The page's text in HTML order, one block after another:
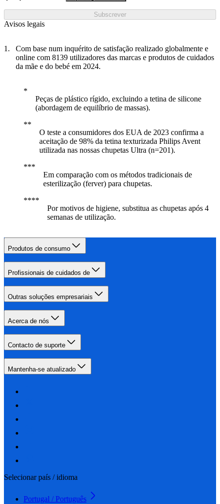
Subscrever
Avisos legais
Com base num inquérito de satisfação realizado globalmente e
online com 8139 utilizadores das marcas e produtos de cuidados
da mãe e do bebé em 2024.
Peças de plástico rígido, excluindo a tetina de silicone
(abordagem de equilíbrio de massas).
O teste a consumidores dos EUA de 2023 confirma a
aceitação de 98% da tetina texturizada Philips Avent
utilizada nas nossas chupetas Ultra (n=201).
Em comparação com os métodos tradicionais de
esterilização (ferver) para chupetas.
Por motivos de higiene, substitua as chupetas após 4
semanas de utilização.
Produtos de consumo
Profissionais de cuidados de
Outras soluções empresariais
Acerca de nós
Contacto de suporte
Mantenha-se atualizado
Selecionar país / idioma
Portugal / Português